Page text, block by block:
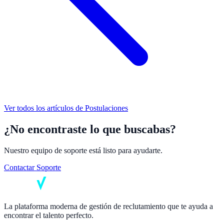
Ver todos los artículos de Postulaciones
¿No encontraste lo que buscabas?
Nuestro equipo de soporte está listo para ayudarte.
Contactar Soporte
La plataforma moderna de gestión de reclutamiento que te ayuda a
encontrar el talento perfecto.